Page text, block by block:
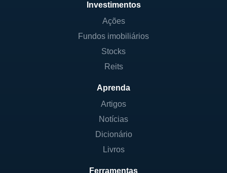
Investimentos
Ações
Fundos imobiliários
Stocks
Reits
Aprenda
Artigos
Notícias
Dicionário
Livros
Ferramentas